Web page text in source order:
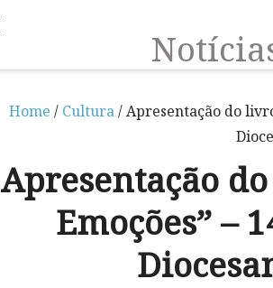
Home / Cultura/ Apresentação do
Apresentação
Emoções” –